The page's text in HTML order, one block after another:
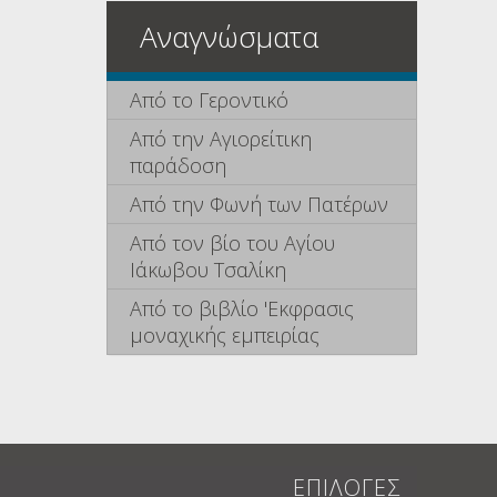
Αναγνώσματα
Από το Γεροντικό
Από την Αγιορείτικη
παράδοση
Από την Φωνή των Πατέρων
Από τον βίο του Αγίου
Ιάκωβου Τσαλίκη
Από το βιβλίο 'Εκφρασις
μοναχικής εμπειρίας
ΕΠΙΛΟΓΕΣ